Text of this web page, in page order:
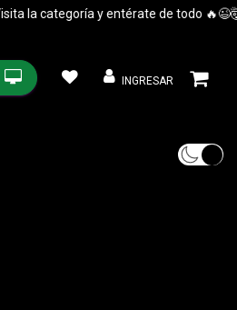
la categoría y entérate de todo 🔥😉🤯
INGRESAR